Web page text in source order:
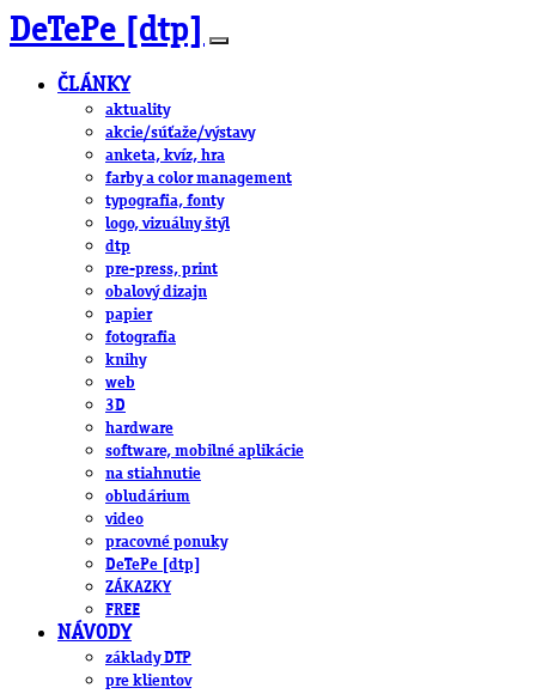
DeTePe [dtp]
ČLÁNKY
aktuality
akcie/súťaže/výstavy
anketa, kvíz, hra
farby a color management
typografia, fonty
logo, vizuálny štýl
dtp
pre-press, print
obalový dizajn
papier
fotografia
knihy
web
3D
hardware
software, mobilné aplikácie
na stiahnutie
obludárium
video
pracovné ponuky
DeTePe [dtp]
ZÁKAZKY
FREE
NÁVODY
základy DTP
pre klientov